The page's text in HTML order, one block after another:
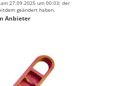
27.09.2025 um 00:03; der
geändert haben.
Anbieter